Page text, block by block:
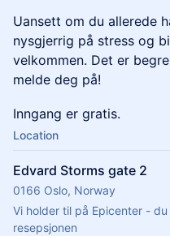
Uansett om du allerede
nysgjerrig på stress og
velkommen. Det er
melde deg på!
Inngang er gratis.
Location
Edvard Storms gate 2
0166 Oslo, Norway
Vi holder til på Epicenter -
resepsjonen